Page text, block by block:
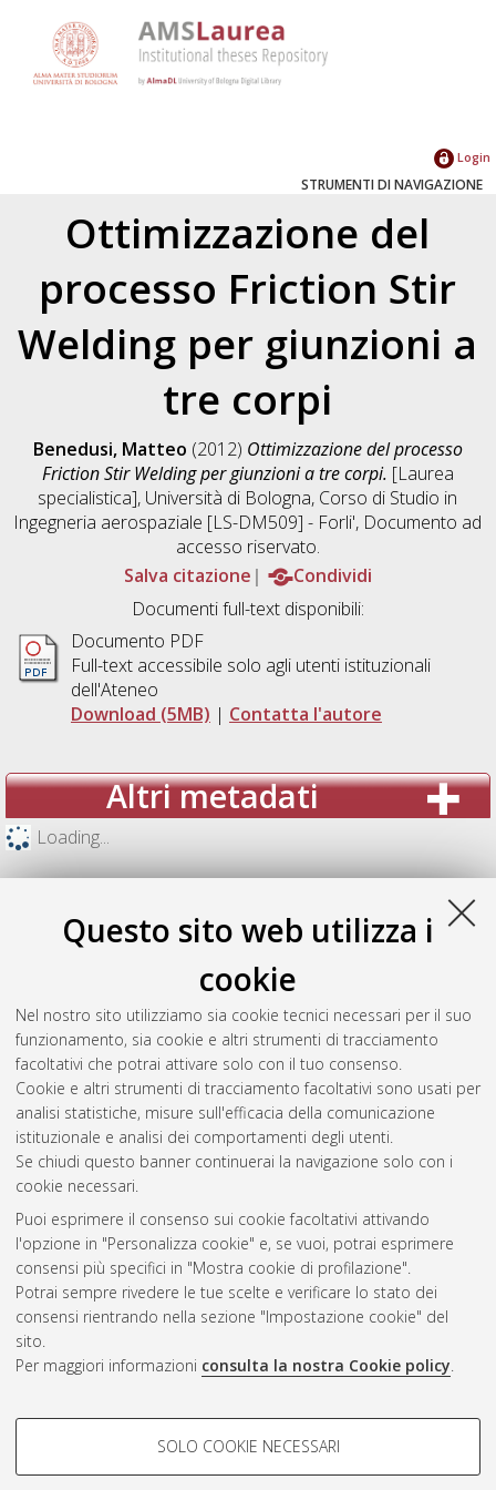
Questo sito web utilizza i
cookie
Nel nostro sito utilizziamo sia cookie tecnici necessari per il suo
funzionamento, sia cookie e altri strumenti di tracciamento
facoltativi che potrai attivare solo con il tuo consenso.
Cookie e altri strumenti di tracciamento facoltativi sono usati per
analisi statistiche, misure sull'efficacia della comunicazione
istituzionale e analisi dei comportamenti degli utenti.
Se chiudi questo banner continuerai la navigazione solo con i
cookie necessari.
Puoi esprimere il consenso sui cookie facoltativi attivando
l'opzione in "Personalizza cookie" e, se vuoi, potrai esprimere
consensi più specifici in "Mostra cookie di profilazione".
Potrai sempre rivedere le tue scelte e verificare lo stato dei
consensi rientrando nella sezione "Impostazione cookie" del
sito.
Per maggiori informazioni consulta la nostra Cookie policy.
COOKIE DI PROFILAZIONE -
SOLO COOKIE NECESSARI
Login
STRUMENTI DI NAVIGAZIONE
Ottimizzazione del
processo Friction Stir
Welding per giunzioni a
tre corpi
Benedusi, Matteo (2012) Ottimizzazione del processo
Friction Stir Welding per giunzioni a tre corpi. [Laurea
specialistica], Università di Bologna, Corso di Studio in
Ingegneria aerospaziale [LS-DM509] - Forli', Documento ad
accesso riservato.
Salva citazione
Condividi
Documenti full-text disponibili:
Documento PDF
Full-text accessibile solo agli utenti istituzionali
dell'Ateneo
Download (5MB) | Contatta l'autore
Altri metadati
Loading...
Gestione del documento:
Atom
Rss 1.0
Rss 2.0
AMS Laurea
Impostazioni Cookie
Informativa sulla privacy
Condizioni d’uso del sito